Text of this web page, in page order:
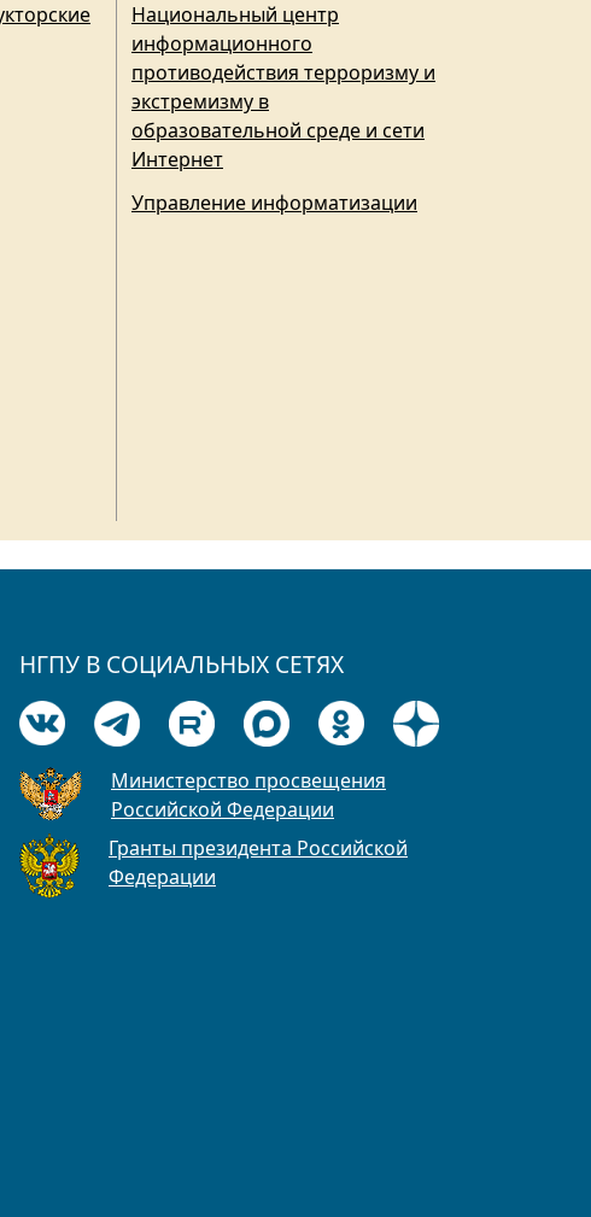
Национальный центр
информационного
противодействия терроризму и
экстремизму в
образовательной среде и сети
Интернет
Управление информатизации
НГПУ В СОЦИАЛЬНЫХ СЕТЯХ
Министерство просвещения
Российской Федерации
Гранты президента Российской
Федерации